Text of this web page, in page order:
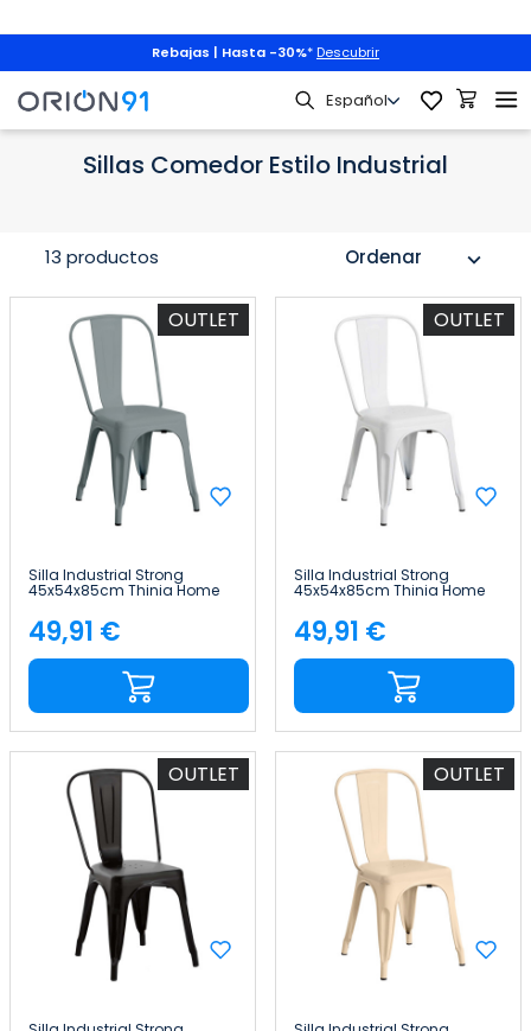
Rebajas | Hasta -30%* Descubrir
Sillas de Comedor por Estilo Sillas Comedor Estilo Industrial
Sillas Comedor Estilo Industrial
Ordenar expand_more
13 productos
OUTLET
Silla Industrial Strong
45x54x85cm Thinia Home
Precio
49,91 €
OUTLET
Silla Industrial Strong
45x54x85cm Thinia Home
Precio
49,91 €
OUTLET OUTLET